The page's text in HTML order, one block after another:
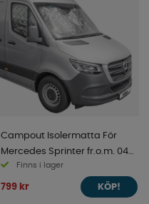
Campout Isolermatta För
Mercedes Sprinter fr.o.m. 04-
2006 t.o.m 2014
Finns i lager
799 kr KÖP!